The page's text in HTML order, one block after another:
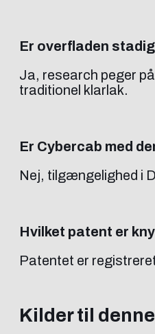
Er overfladen
Ja, research peger
traditionel klarlak.
Er Cybercab med
Nej, tilgængelighed i
Hvilket patent er
Patentet er
Kilder til